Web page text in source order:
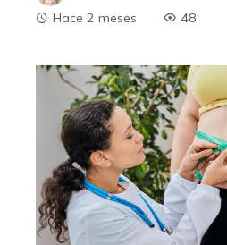
Hace 2 meses
48